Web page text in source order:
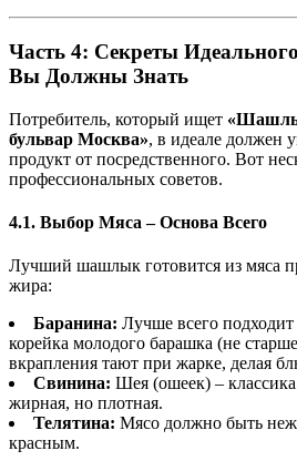
Часть 4: Секреты
Вы Должны Знать
Потребитель, который ищет
бульвар Москва», в идеале должен
продукт от посредственного. Вот
профессиональных советов.
4.1. Выбор Мяса – Основа Всего
Лучший шашлык готовится из мяса
жира:
Баранина: Лучше всего
корейка молодого барашка (не
вкрапления тают при жарке, делая
Свинина: Шея (ошеек) –
жирная, но плотная.
Телятина: Мясо должно быть
красным.